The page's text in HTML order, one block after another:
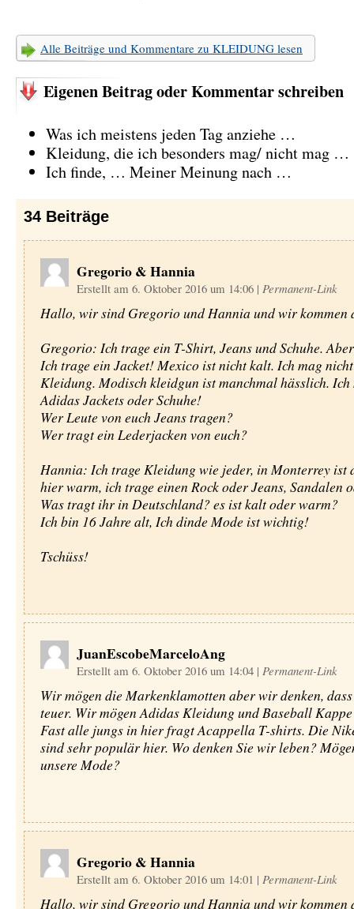
Alle Beiträge und Kommentare zu KLEIDUNG lesen
Eigenen Beitrag oder Kommentar schreiben
Was ich meistens jeden Tag anziehe …
Kleidung, die ich besonders mag/ nicht mag …
Ich finde, … Meiner Meinung nach …
34 Beiträge
Gregorio & Hannia
Erstellt am 6. Oktober 2016 um 14:06 | Permanent-Link
Hallo, wir sind Gregorio und Hannia und wir kommen
Gregorio: Ich trage ein T-Shirt, Jeans und Schuhe.
Ich trage ein Jacket! Mexico ist nicht kalt. Ich mag
Kleidung. Modisch kleidgun ist manchmal hässlich. Ich
Adidas Jackets oder Schuhe!
Wer Leute von euch Jeans tragen?
Wer tragt ein Lederjacken von euch?
Hannia: Ich trage Kleidung wie jeder, in Monterrey ist
hier warm, ich trage einen Rock oder Jeans, Sandalen
Was tragt ihr in Deutschland? es ist kalt oder warm?
Ich bin 16 Jahre alt, Ich dinde Mode ist wichtig!
Tschüss!
JuanEscobeMarceloAng
Erstellt am 6. Oktober 2016 um 14:04 | Permanent-Link
Wir mögen die Markenklamotten aber wir denken,
teuer. Wir mögen Adidas Kleidung und Baseball
Fast alle jungs in hier fragt Acappella T-shirts. Die
sind sehr populär hier. Wo denken Sie wir leben?
unsere Mode?
Gregorio & Hannia
Erstellt am 6. Oktober 2016 um 14:01 | Permanent-Link
Hallo, wir sind Gregorio und Hannia und wir kommen